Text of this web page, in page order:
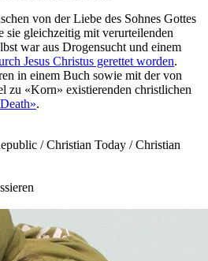
von der Liebe des Sohnes Gottes
sie gleichzeitig mit verurteilenden
war aus Drogensucht und einem
Jesus Christus gerettet worden.
in einem Buch sowie mit der von
zu «Korn» existierenden christlichen
.
/ Christian Today / Christian